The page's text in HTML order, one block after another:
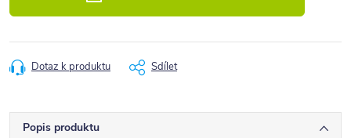
Dotaz k produktu Sdílet
Popis produktu